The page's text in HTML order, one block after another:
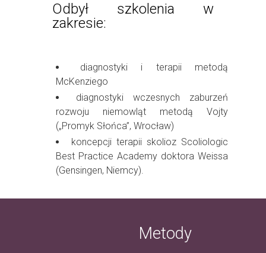
Odbył szkolenia w
zakresie:
diagnostyki i terapii metodą
McKenziego
diagnostyki wczesnych zaburzeń
rozwoju niemowląt metodą Vojty
(„Promyk Słońca”, Wrocław)
koncepcji terapii skolioz Scoliologic
Best Practice Academy doktora Weissa
(Gensingen, Niemcy).
Metody